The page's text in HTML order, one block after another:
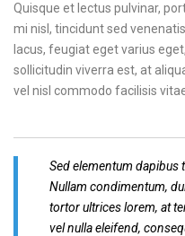
Quisque et lectus pulvinar,
mi nisl, tincidunt sed
lacus, feugiat eget varius
sollicitudin viverra est, at
vel nisl commodo facilisis
Sed elementum dapibus
Nullam condimentum,
tortor ultrices lorem, at
vel nulla eleifend,